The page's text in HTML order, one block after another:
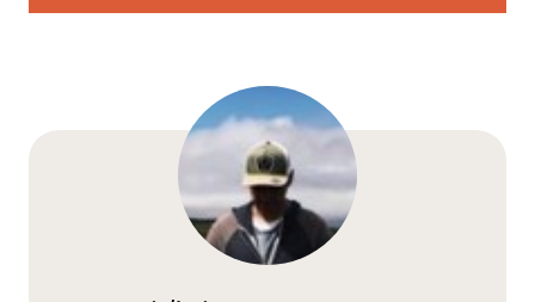
Votre adresse e-mail ne sera pas publiée.
champs obligatoires sont indiqués avec
Prévenez-moi de tous les nouveaux commentaires